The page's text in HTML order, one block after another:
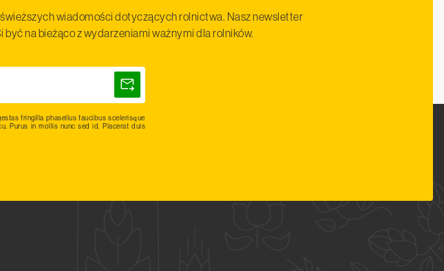
wiadomości dotyczących rolnictwa. Nasz newsletter
być na bieżąco z wydarzeniami ważnymi dla rolników.
fringilla phasellus faucibus scelerisque
Purus in mollis nunc sed id. Placerat duis